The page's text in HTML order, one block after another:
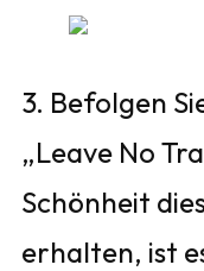
3. Befolgen
„Leave No
Schönheit
erhalten, ist